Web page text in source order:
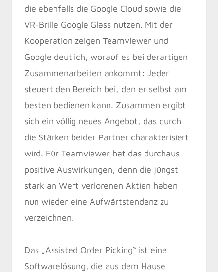
die ebenfalls die Google Cloud sowie die
VR-Brille Google Glass nutzen. Mit der
Kooperation zeigen Teamviewer und
Google deutlich, worauf es bei derartigen
Zusammenarbeiten ankommt: Jeder
steuert den Bereich bei, den er selbst am
besten bedienen kann. Zusammen ergibt
sich ein völlig neues Angebot, das durch
die Stärken beider Partner charakterisiert
wird. Für Teamviewer hat das durchaus
positive Auswirkungen, denn die jüngst
stark an Wert verlorenen Aktien haben
nun wieder eine Aufwärtstendenz zu
verzeichnen.
Das „Assisted Order Picking“ ist eine
Softwarelösung, die aus dem Hause